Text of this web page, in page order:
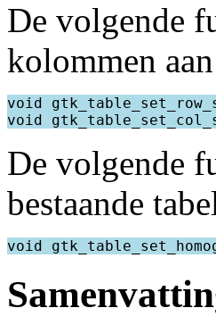
De volgende
kolommen
void
void
De volgende
bestaande